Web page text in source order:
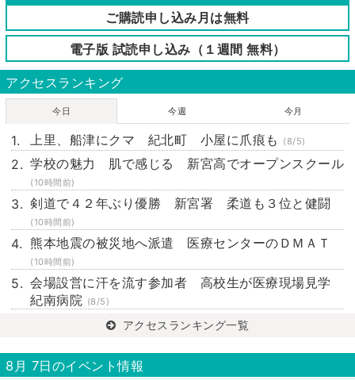
ご購読申し込み月は無料
電子版 試読申し込み（１週間 無料）
アクセスランキング
今日 今週 今月
上里、船津にクマ 紀北町 小屋に爪痕も (8/5)
学校の魅力 肌で感じる 新宮高でオープンスクール
(10時間前)
剣道で４２年ぶり優勝 新宮署 柔道も３位と健闘
(10時間前)
熊本地震の被災地へ派遣 医療センターのＤＭＡＴ
(10時間前)
会場設営に汗を流す参加者 高校生が医療現場見学
紀南病院 (8/5)
アクセスランキング一覧
8月 7日のイベント情報